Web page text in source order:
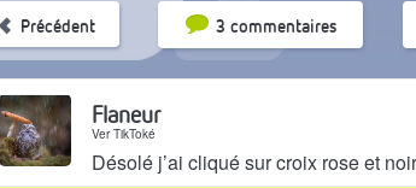
Précédent 3 commentaires
Tri par popularité
Flaneur
Ver TikToké
Désolé j’ai cliqué sur croix rose et